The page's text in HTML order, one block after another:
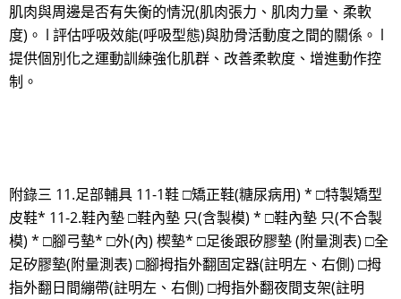
肌肉與周邊是否有失衡的情況(肌肉張力、肌肉力量、柔軟
度)。 l 評估呼吸效能(呼吸型態)與肋骨活動度之間的關係。 l
提供個別化之運動訓練強化肌群、改善柔軟度、增進動作控
制。
附錄三 11.足部輔具 11-1鞋 □矯正鞋(糖尿病用) * □特製矯型
皮鞋* 11-2.鞋內墊 □鞋內墊 只(含製模) * □鞋內墊 只(不合製
模) * □腳弓墊* □外(內) 楔墊* □足後跟矽膠墊 (附量測表) □全
足矽膠墊(附量測表) □腳拇指外翻固定器(註明左、右側) □拇
指外翻日間繃帶(註明左、右側) □拇指外翻夜間支架(註明